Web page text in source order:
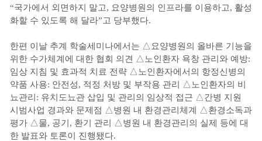
“국가에서 외면하지 말고, 요양병원의 인프라를 이용하고, 활성
화할 수 있도록 해 달라”고 당부했다.
한편 이날 추계 학술세미나에서는 △요양병원의 올바른 기능을
위한 수가체계에 대한 협회 의견 △노인환자 욕창 관리와 예방:
임상 지침 및 효과적 치료 전략 △노인환자에서의 항정신병의
약품 사용: 안전성, 적정 처방 및 부작용 관리 △노인환자의 비
뇨관리: 유치도뇨관 삽입 및 관리의 임상적 접근 △간병 지원
시범사업 경과와 문제점 △병원 내 환경관리체계 △환경소독과
평가 △물, 공기, 환기 관리 △병원 내 환경관리의 실제 등에 대
한 발표와 토론이 진행됐다.